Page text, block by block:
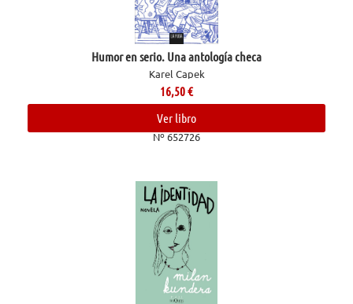
Humor en serio. Una antología checa
Karel Capek
16,50€
Ver libro
Nº 652726